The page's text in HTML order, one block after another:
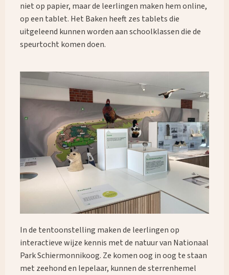
niet op papier, maar de leerlingen maken hem online,
op een tablet. Het Baken heeft zes tablets die
uitgeleend kunnen worden aan schoolklassen die de
speurtocht komen doen.
In de tentoonstelling maken de leerlingen op
interactieve wijze kennis met de natuur van Nationaal
Park Schiermonnikoog. Ze komen oog in oog te staan
met zeehond en lepelaar, kunnen de sterrenhemel